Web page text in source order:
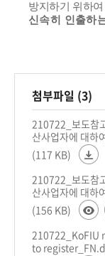
방지하기 위하여
신속히
인출하
첨부파일 (3)
210722_보도참
산사업자에 대하
(117 KB)
210722_보도참
산사업자에 대하
(156 KB)
210722_KoFIU
to